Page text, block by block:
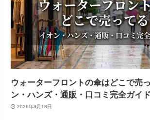
ウォーターフロントの傘はどこで売
ン・ハンズ・通販・口コミ完全ガイド
2026年3月18日